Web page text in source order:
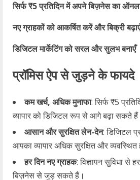
सिर्फ ₹5 प्रतिदिन में अपने बिज़नेस का
नए ग्राहकों को आकर्षित करें और बिक्री
डिजिटल मार्केटिंग को सरल और सुलभ बनाएँ
प्रॉमिस ऐप से जुड़ने के फायदे
कम खर्च, अधिक मुनाफा: सिर्फ ₹5
व्यापार को डिजिटल रूप से आगे बढ़ा सकते
आसान और सुरक्षित लेन-देन: डिजिटल
आपका व्यापार अधिक सुरक्षित और व्यवस्थित
हर दिन नए ग्राहक: विज्ञापन सुविधा से
बिज़नेस से जुड़ सकते हैं।